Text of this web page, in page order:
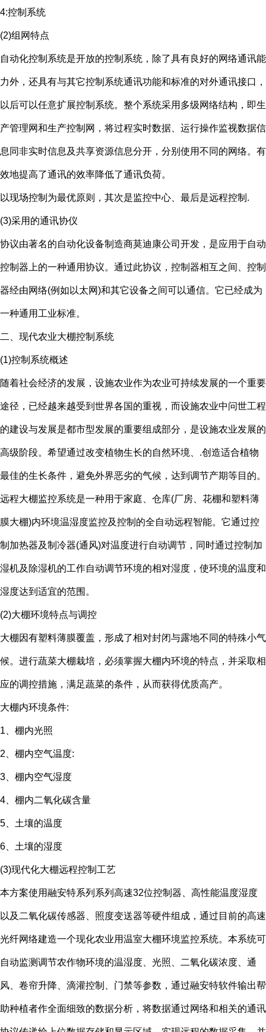
4:控制系统
(2)组网特点
自动化控制系统是开放的控制系统，除了具有良好的网络通讯能
力外，还具有与其它控制系统通讯功能和标准的对外通讯接口，
以后可以任意扩展控制系统。整个系统采用多级网络结构，即生
产管理网和生产控制网，将过程实时数据、运行操作监视数据信
息同非实时信息及共享资源信息分开，分别使用不同的网络。有
效地提高了通讯的效率降低了通讯负荷。
以现场控制为最优原则，其次是监控中心、最后是远程控制.
(3)采用的通讯协仪
协议由著名的自动化设备制造商莫迪康公司开发，是应用于自动
控制器上的一种通用协议。通过此协议，控制器相互之间、控制
器经由网络(例如以太网)和其它设备之间可以通信。它已经成为
一种通用工业标准。
二、现代农业大棚控制系统
(1)控制系统概述
随着社会经济的发展，设施农业作为农业可持续发展的一个重要
途径，已经越来越受到世界各国的重视，而设施农业中问世工程
的建设与发展是都市型发展的重要组成部分，是设施农业发展的
高级阶段。希望通过改变植物生长的自然环境、.创造适合植物
最佳的生长条件，避免外界恶劣的气候，达到调节产期等目的。
远程大棚监控系统是一种用于家庭、仓库(厂房、花棚和塑料薄
膜大棚)内环境温湿度监控及控制的全自动远程智能。它通过控
制加热器及制冷器(通风)对温度进行自动调节，同时通过控制加
湿机及除湿机的工作自动调节环境的相对湿度，使环境的温度和
湿度达到适宜的范围。
(2)大棚环境特点与调控
大棚因有塑料薄膜覆盖，形成了相对封闭与露地不同的特殊小气
候。进行蔬菜大棚栽培，必须掌握大棚内环境的特点，并采取相
应的调控措施，满足蔬菜的条件，从而获得优质高产。
大棚内环境条件:
1、棚内光照
2、棚内空气温度:
3、棚内空气湿度
4、棚内二氧化碳含量
5、土壤的温度
6、土壤的湿度
(3)现代化大棚远程控制工艺
本方案使用融安特系列系列高速32位控制器、高性能温度湿度
以及二氧化碳传感器、照度变送器等硬件组成，通过目前的高速
光纤网络建造一个现化农业用温室大棚环境监控系统。本系统可
自动监测调节农作物环境的温湿度、光照、二氧化碳浓度、通
风、卷帘升降、滴灌控制、门禁等参数，通过融安特软件输出帮
助种植者作全面细致的数据分析，将数据通过网络和相关的通讯